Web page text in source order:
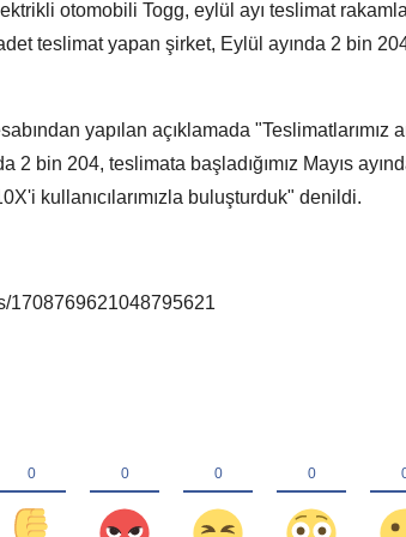
otomobili Togg, eylül ayı teslimat
teslimat yapan şirket, Eylül ayında 2 bin
yapılan açıklamada "Teslimatlarımız
2 bin 204, teslimata başladığımız Mayıs
kullanıcılarımızla buluşturduk" denildi.
1708769621048795621